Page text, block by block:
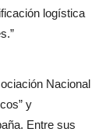
logística
Nacional
y
Entre sus